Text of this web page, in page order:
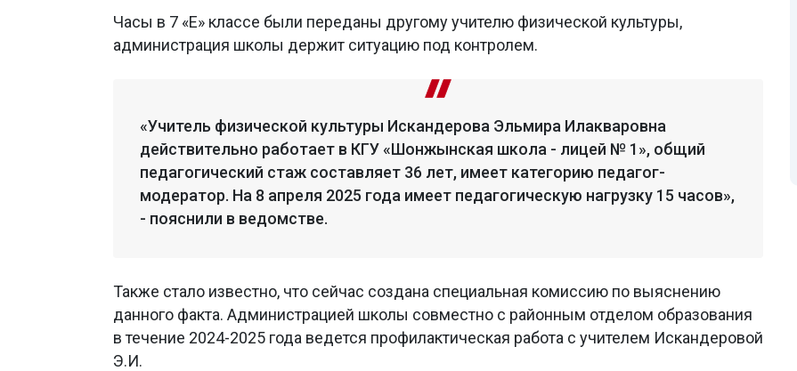
Часы в 7 «Е» классе были переданы другому учителю физической культуры,
администрация школы держит ситуацию под контролем.
«Учитель физической культуры Искандерова Эльмира Илакваровна
действительно работает в КГУ «Шонжынская школа - лицей № 1», общий
педагогический стаж составляет 36 лет, имеет категорию педагог-
модератор. На 8 апреля 2025 года имеет педагогическую нагрузку 15 часов»,
- пояснили в ведомстве.
Также стало известно, что сейчас создана специальная комиссию по выяснению
данного факта. Администрацией школы совместно с районным отделом образования
в течение 2024-2025 года ведется профилактическая работа с учителем Искандеровой
Э.И.